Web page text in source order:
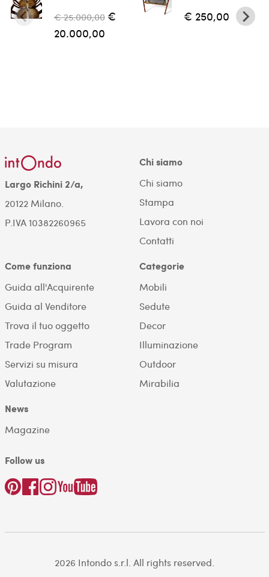
€ 25.000,00 €
20.000,00
€ 250,00
Largo Richini 2/a,
20122 Milano.
P.IVA 10382260965
Chi siamo
Chi siamo
Stampa
Lavora con noi
Contatti
Come funziona
Guida all'Acquirente
Guida al Venditore
Trova il tuo oggetto
Trade Program
Servizi su misura
Valutazione
Categorie
Mobili
Sedute
Decor
Illuminazione
Outdoor
Mirabilia
News
Magazine
Follow us
2026 Intondo s.r.l. All rights reserved.